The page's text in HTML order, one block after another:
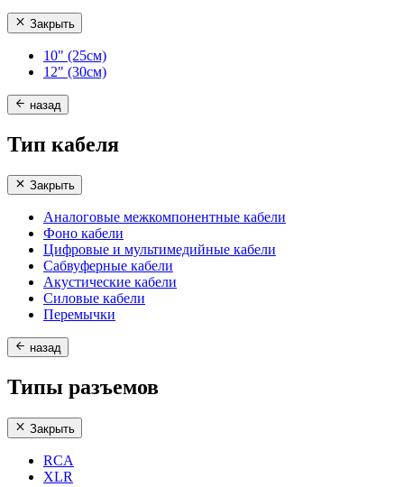
Закрыть
10" (25см)
12" (30см)
назад
Тип кабеля
Закрыть
Аналоговые межкомпонентные кабели
Фоно кабели
Цифровые и мультимедийные кабели
Сабвуферные кабели
Акустические кабели
Силовые кабели
Перемычки
назад
Типы разъемов
Закрыть
RCA
XLR